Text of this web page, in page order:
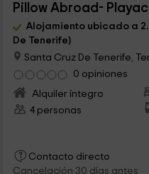
Pillow Abroad-
Alojamiento ubicado a
De Tenerife)
Santa Cruz De Tenerife,
0 opiniones
Alquiler íntegro
4 personas
Contacto directo
Cancelación 30 días antes